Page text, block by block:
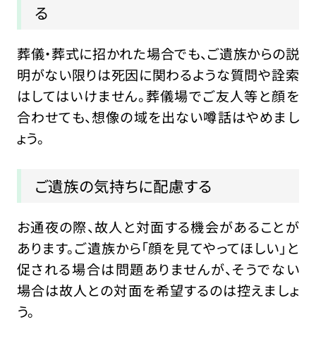
る
葬儀・葬式に招かれた場合でも、ご遺族からの説
明がない限りは死因に関わるような質問や詮索
はしてはいけません。葬儀場でご友人等と顔を
合わせても、想像の域を出ない噂話はやめまし
ょう。
ご遺族の気持ちに配慮する
お通夜の際、故人と対面する機会があることが
あります。ご遺族から「顔を見てやってほしい」と
促される場合は問題ありませんが、そうでない
場合は故人との対面を希望するのは控えましょ
う。